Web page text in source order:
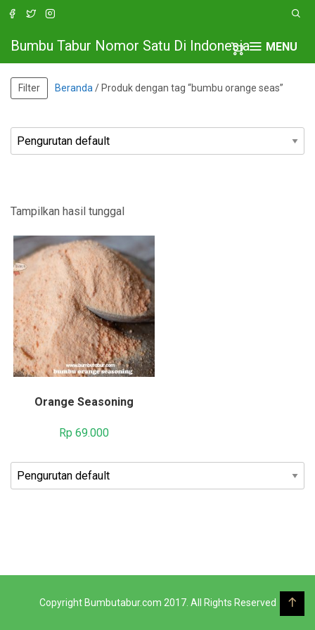
MENU
Bumbu Tabur Nomor Satu Di Indonesia
Filter Beranda / Produk dengan tag “bumbu orange seas”
Tampilkan hasil tunggal
Orange Seasoning
Rp 69.000
Copyright Bumbutabur.com 2017. All Rights Reserved